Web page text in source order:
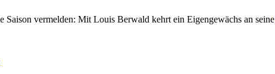
vermelden: Mit Louis Berwald kehrt ein Eigengewächs an seine